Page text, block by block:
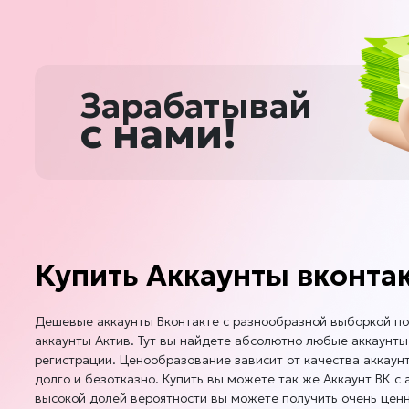
Зарабатывай
с нами!
Купить Аккаунты
Дешевые аккаунты Вконтакте с разнообразной выборкой
аккаунты Актив. Тут вы найдете абсолютно любые
регистрации. Ценообразование зависит от качества
долго и безотказно. Купить вы можете так же Аккаунт ВК с
высокой долей вероятности вы можете получить очень